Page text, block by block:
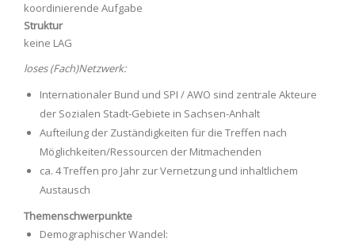
koordinierende Aufgabe
Struktur
keine LAG
loses (Fach)Netzwerk:
Internationaler Bund und SPI / AWO sind zentrale Akteure
der Sozialen Stadt-Gebiete in Sachsen-Anhalt
Aufteilung der Zuständigkeiten für die Treffen nach
Möglichkeiten/Ressourcen der Mitmachenden
ca. 4 Treffen pro Jahr zur Vernetzung und inhaltlichem
Austausch
Themenschwerpunkte
Demographischer Wandel: